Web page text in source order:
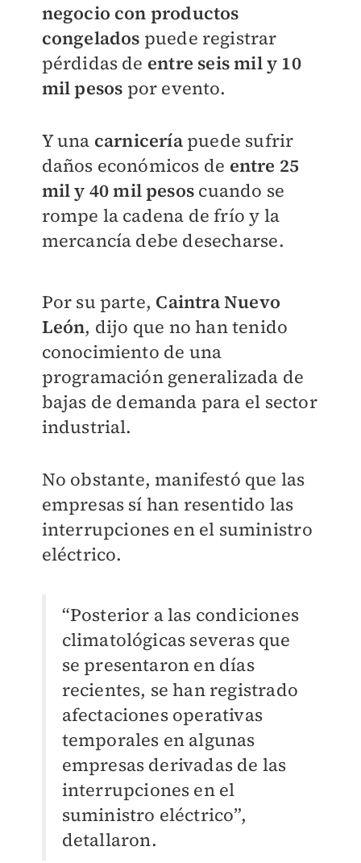
negocio con productos
congelados puede registrar
pérdidas de entre seis mil y 10
mil pesos por evento.
Y una carnicería puede sufrir
daños económicos de entre 25
mil y 40 mil pesos cuando se
rompe la cadena de frío y la
mercancía debe desecharse.
Por su parte, Caintra Nuevo
León, dijo que no han tenido
conocimiento de una
programación generalizada de
bajas de demanda para el sector
industrial.
No obstante, manifestó que las
empresas sí han resentido las
interrupciones en el suministro
eléctrico.
“Posterior a las condiciones
climatológicas severas que
se presentaron en días
recientes, se han registrado
afectaciones operativas
temporales en algunas
empresas derivadas de las
interrupciones en el
suministro eléctrico”,
detallaron.